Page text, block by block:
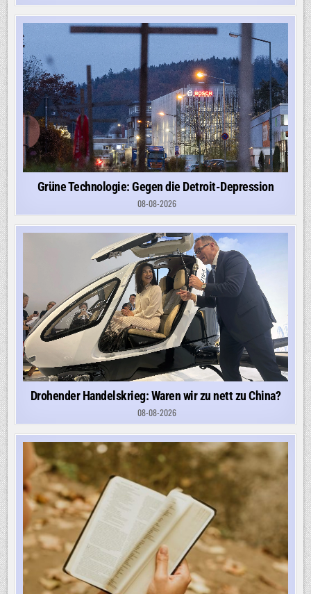
Grüne Technologie: Gegen die Detroit-Depression
08-08-2026
Drohender Handelskrieg: Waren wir zu nett zu China?
08-08-2026